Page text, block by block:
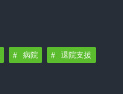
病院 退院支援